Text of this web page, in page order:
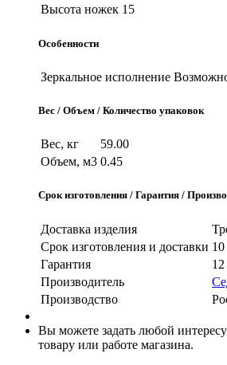
Высота ножек 15
Особенности
Зеркальное исполнение
Вес / Объем / Количество упаковок
Вес, кг
59.00
Объем, м3 0.45
Срок изготовления / Гарантия /
Доставка изделия
Срок изготовления и доставки
Гарантия
Производитель
Производство
Вы можете задать любой
товару или работе магазина.